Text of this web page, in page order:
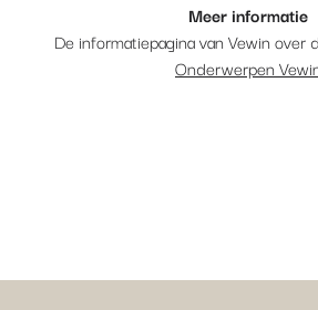
Meer informatie
De informatiepagina van Vewin over
Onderwerpen